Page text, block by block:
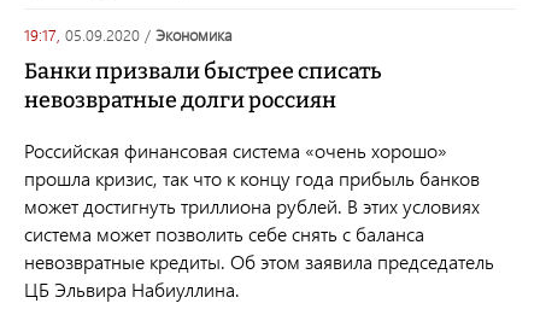
19:17, 05.09.2020 / экономика
Банки призвали быстрее списать
невозвратные долги россиян
Российская финансовая система «очень хорошо»
прошла кризис, так что к концу года прибыль банков
может достигнуть триллиона рублей. В этих условиях
система может позволить себе снять с баланса
невозвратные кредиты. Об этом заявила председатель
ЦБ Эльвира Набиуллина.